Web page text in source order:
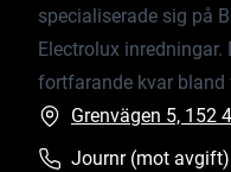
specialiserade sig på
Electrolux
fortfarande kvar bland
Grenvägen 5, 152
Journr (mot